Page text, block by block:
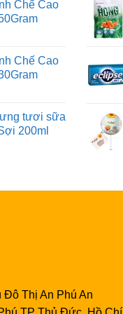
Chế Cao
Chế Cao
tươi sữa
200ml
Thị An Phú An